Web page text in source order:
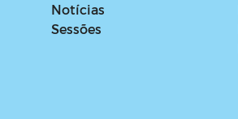
Notícias
Sessões